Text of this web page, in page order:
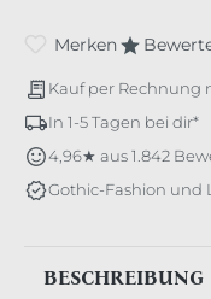
Merken
Kauf per Rechnung
In 1-5 Tagen bei dir*
4,96★ aus 1.842
Gothic-Fashion und
BESCHREIBUNG